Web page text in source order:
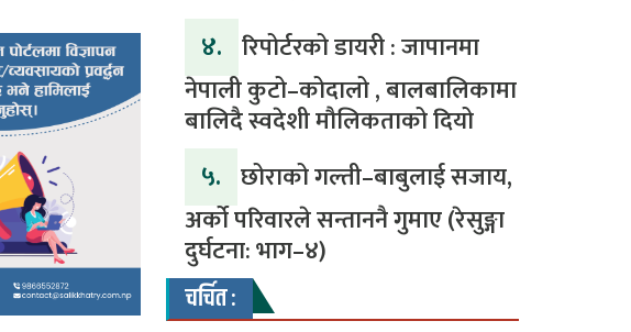
४. रिपोर्टरको डायरी : जापानमा
नेपाली कुटो–कोदालो , बालबालिकामा
बालिदै स्वदेशी मौलिकताको दियो
५. ‎​छोराको गल्ती–बाबुलाई सजाय,
अर्को परिवारले सन्ताननै गुमाए (रेसुङ्गा
दुर्घटना: भाग–४) ‎
चर्चित :